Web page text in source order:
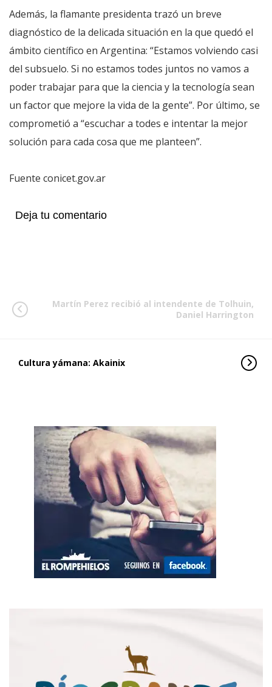
Además, la flamante presidenta trazó un breve
diagnóstico de la delicada situación en la que quedó el
ámbito científico en Argentina: “Estamos volviendo casi
del subsuelo. Si no estamos todes juntos no vamos a
poder trabajar para que la ciencia y la tecnología sean
un factor que mejore la vida de la gente”. Por último, se
comprometió a “escuchar a todes e intentar la mejor
solución para cada cosa que me planteen”.
Fuente conicet.gov.ar
Deja tu comentario
Martín Perez recibió al intendente de Tolhuin,
Daniel Harrington
Cultura yámana: Akainix